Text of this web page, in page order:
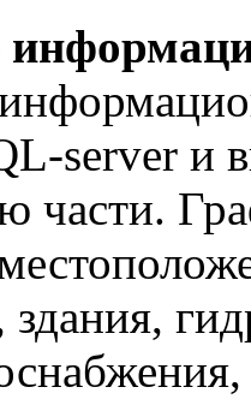
server и
части.
здания,